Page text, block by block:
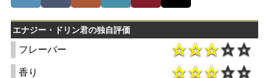
エナジー・ドリン君の独自評価
フレーバー
香り